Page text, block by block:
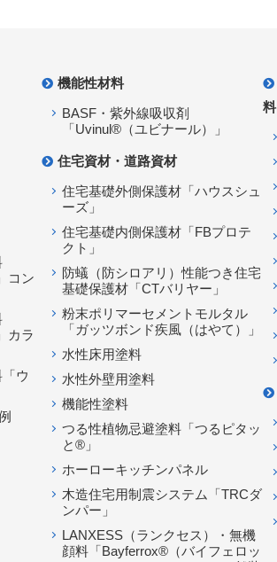
コン
カラ
ウ
機能性材料
BASF・紫外線吸収剤
「Uvinul®（ユビナール）」
住宅資材・道路資材
住宅基礎外側保護材「ハウスシュ
ーズ」
住宅基礎内側保護材「FBプロテ
クト」
防蟻（防シロアリ）性能つき住宅
基礎保護材「CTバリヤー」
粉末ポリマーセメントモルタル
「ガッツボンド疾風（はやて）」
水性床用塗料
水性外壁用塗料
機能性塗料
つる性植物忌避塗料「つるピタッ
と®」
ホーローキッチンパネル
木造住宅用制震システム「TRCダ
ンパー」
LANXESS（ランクセス）・無機
顔料「Bayferrox®（バイフェロッ
料